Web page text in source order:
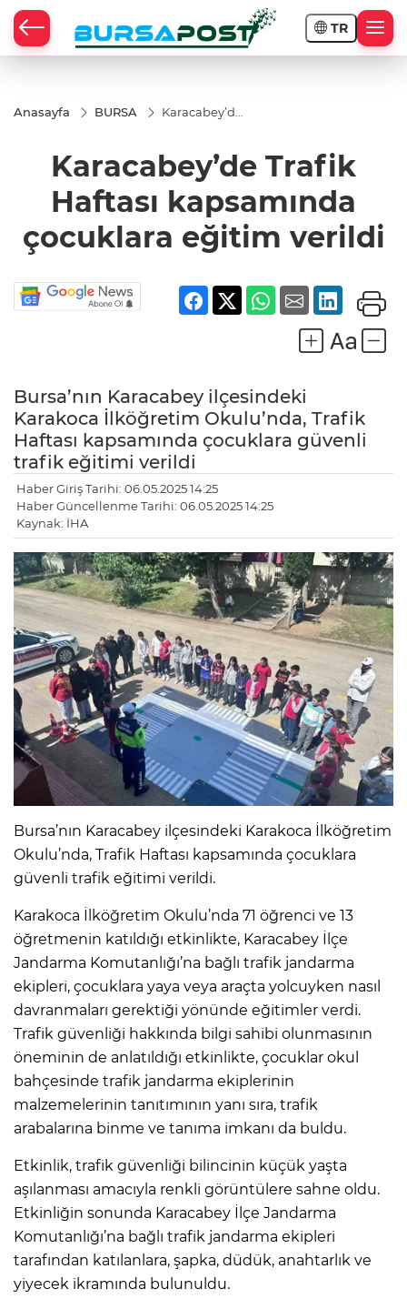
TR
Anasayfa BURSA
Karacabey’de
çocuklara
eğitim verildi
Karacabey’de Trafik
Haftası kapsamında
çocuklara eğitim verildi
Bursa’nın Karacabey ilçesindeki
Karakoca İlköğretim Okulu’nda, Trafik
Haftası kapsamında çocuklara güvenli
trafik eğitimi verildi
Haber Giriş Tarihi: 06.05.2025 14:25
Haber Güncellenme Tarihi: 06.05.2025 14:25
Kaynak: İHA
Bursa’nın Karacabey ilçesindeki Karakoca İlköğretim
Okulu’nda, Trafik Haftası kapsamında çocuklara
güvenli trafik eğitimi verildi.
Karakoca İlköğretim Okulu’nda 71 öğrenci ve 13
öğretmenin katıldığı etkinlikte, Karacabey İlçe
Jandarma Komutanlığı’na bağlı trafik jandarma
ekipleri, çocuklara yaya veya araçta yolcuyken nasıl
davranmaları gerektiği yönünde eğitimler verdi.
Trafik güvenliği hakkında bilgi sahibi olunmasının
öneminin de anlatıldığı etkinlikte, çocuklar okul
bahçesinde trafik jandarma ekiplerinin
malzemelerinin tanıtımının yanı sıra, trafik
arabalarına binme ve tanıma imkanı da buldu.
Etkinlik, trafik güvenliği bilincinin küçük yaşta
aşılanması amacıyla renkli görüntülere sahne oldu.
Etkinliğin sonunda Karacabey İlçe Jandarma
Komutanlığı’na bağlı trafik jandarma ekipleri
tarafından katılanlara, şapka, düdük, anahtarlık ve
yiyecek ikramında bulunuldu.